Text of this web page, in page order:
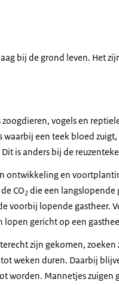
bij de grond leven. Het
vogels en
een teek bloed
is anders bij de
ontwikkeling en
CO2 die een langslopende
voorbij lopende gastheer.
lopen gericht op een
zijn gekomen,
weken duren. Daarbij
worden. Mannetjes